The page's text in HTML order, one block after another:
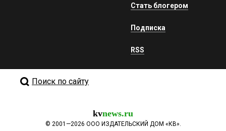
Стать блогером
Подписка
RSS
Поиск по сайту
kvnews.ru
© 2001—2026 ООО ИЗДАТЕЛЬСКИЙ ДОМ «КВ».